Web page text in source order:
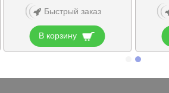
Быстрый заказ
В корзину